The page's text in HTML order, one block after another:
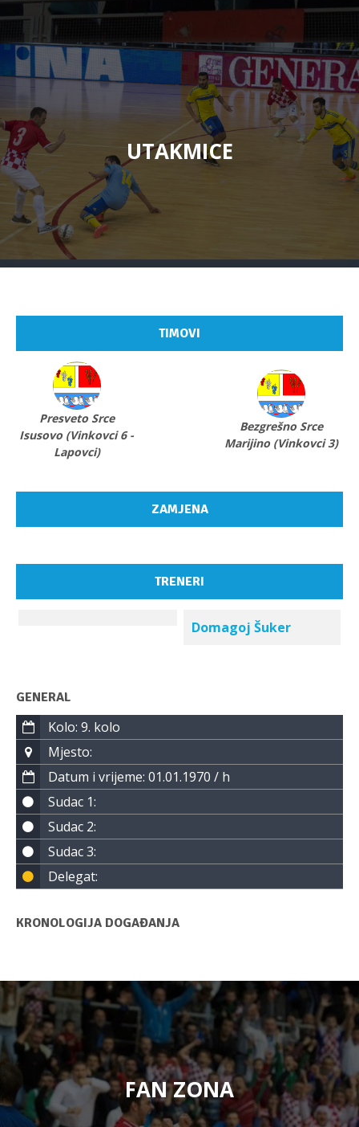
UTAKMICE
TIMOVI
Presveto Srce
Isusovo (Vinkovci 6 -
Lapovci)
Bezgrešno Srce
Marijino (Vinkovci 3)
ZAMJENA
TRENERI
Domagoj Šuker
GENERAL
Kolo: 9. kolo
Mjesto:
Datum i vrijeme: 01.01.1970 / h
Sudac 1:
Sudac 2:
Sudac 3:
Delegat:
KRONOLOGIJA DOGAĐANJA
FAN ZONA